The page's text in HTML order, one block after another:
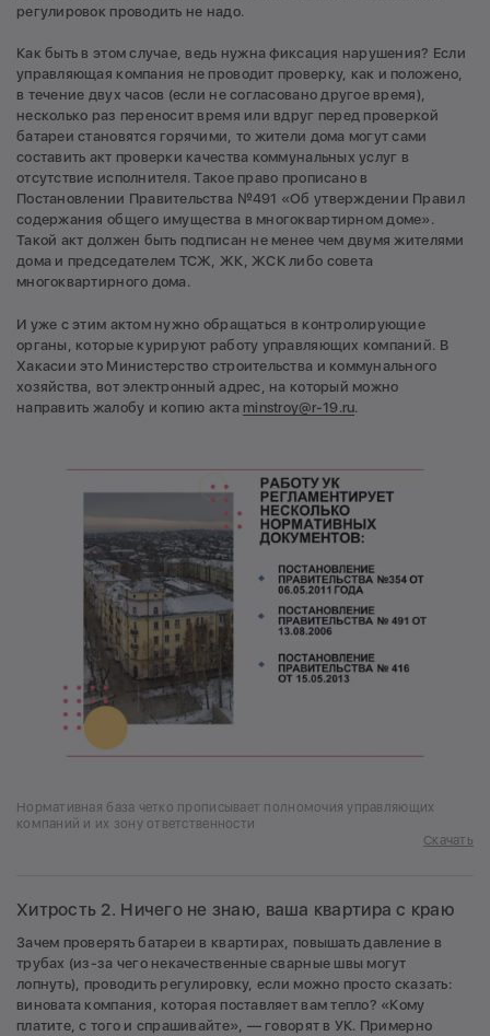
регулировок проводить не надо.
Как быть в этом случае, ведь нужна фиксация нарушения? Если
управляющая компания не проводит проверку, как и положено,
в течение двух часов (если не согласовано другое время),
несколько раз переносит время или вдруг перед проверкой
батареи становятся горячими, то жители дома могут сами
составить акт проверки качества коммунальных услуг в
отсутствие исполнителя. Такое право прописано в
Постановлении Правительства №491 «Об утверждении Правил
содержания общего имущества в многоквартирном доме».
Такой акт должен быть подписан не менее чем двумя жителями
дома и председателем ТСЖ, ЖК, ЖСК либо совета
многоквартирного дома.
И уже с этим актом нужно обращаться в контролирующие
органы, которые курируют работу управляющих компаний. В
Хакасии это Министерство строительства и коммунального
хозяйства, вот электронный адрес, на который можно
направить жалобу и копию акта minstroy@r-19.ru.
Нормативная база четко прописывает полномочия управляющих
компаний и их зону ответственности
Скачать
Хитрость 2. Ничего не знаю, ваша квартира с краю
Зачем проверять батареи в квартирах, повышать давление в
трубах (из-за чего некачественные сварные швы могут
лопнуть), проводить регулировку, если можно просто сказать:
виновата компания, которая поставляет вам тепло? «Кому
платите, с того и спрашивайте», — говорят в УК. Примерно